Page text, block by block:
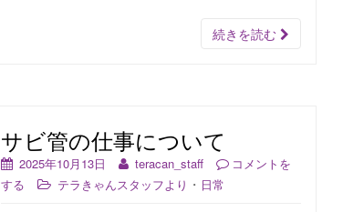
続きを読む
サビ管の仕事について
2025年10月13日 teracan_staff
コメントを
する
テラきゃんスタッフより ・ 日常